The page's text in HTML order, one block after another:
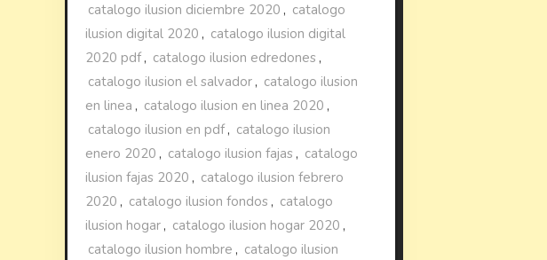
catalogo ilusion diciembre 2020 , catalogo
ilusion digital 2020 , catalogo ilusion digital
2020 pdf, catalogo ilusion edredones ,
catalogo ilusion el salvador , catalogo ilusion
en linea , catalogo ilusion en linea 2020 ,
catalogo ilusion en pdf, catalogo ilusion
enero 2020 , catalogo ilusion fajas , catalogo
ilusion fajas 2020 , catalogo ilusion febrero
2020 , catalogo ilusion fondos , catalogo
ilusion hogar , catalogo ilusion hogar 2020 ,
catalogo ilusion hombre , catalogo ilusion